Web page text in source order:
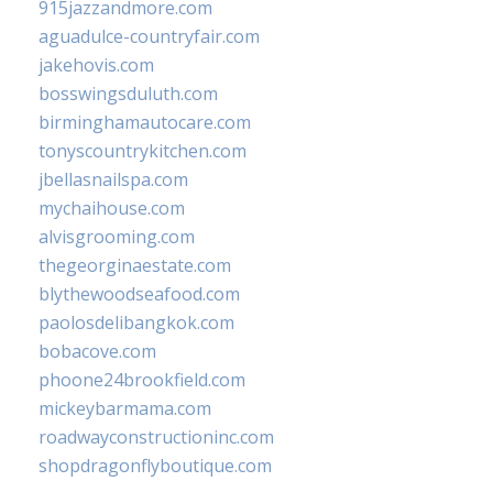
915jazzandmore.com
aguadulce-countryfair.com
jakehovis.com
bosswingsduluth.com
birminghamautocare.com
tonyscountrykitchen.com
jbellasnailspa.com
mychaihouse.com
alvisgrooming.com
thegeorginaestate.com
blythewoodseafood.com
paolosdelibangkok.com
bobacove.com
phoone24brookfield.com
mickeybarmama.com
roadwayconstructioninc.com
shopdragonflyboutique.com